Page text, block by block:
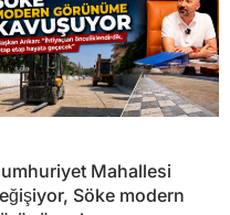
Mahallesi
Söke modern